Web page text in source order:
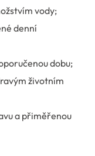
vody;
denní
dobu;
životním
a přiměřenou